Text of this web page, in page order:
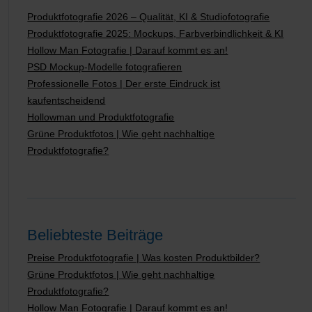
Produktfotografie 2026 – Qualität, KI & Studiofotografie
Produktfotografie 2025: Mockups, Farbverbindlichkeit & KI
Hollow Man Fotografie | Darauf kommt es an!
PSD Mockup-Modelle fotografieren
Professionelle Fotos | Der erste Eindruck ist
kaufentscheidend
Hollowman und Produktfotografie
Grüne Produktfotos | Wie geht nachhaltige
Produktfotografie?
Beliebteste Beiträge
Preise Produktfotografie | Was kosten Produktbilder?
Grüne Produktfotos | Wie geht nachhaltige
Produktfotografie?
Hollow Man Fotografie | Darauf kommt es an!